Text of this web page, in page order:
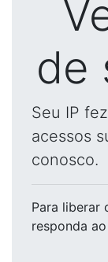
de
Seu IP
acessos
conosco.
Para liberar
responda